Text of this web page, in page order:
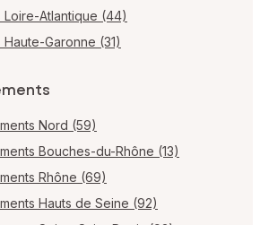
Loire-Atlantique (44)
Garonne (31)
Nord (59)
Bouches-du-Rhône (13)
Rhône (69)
Hauts de Seine (92)